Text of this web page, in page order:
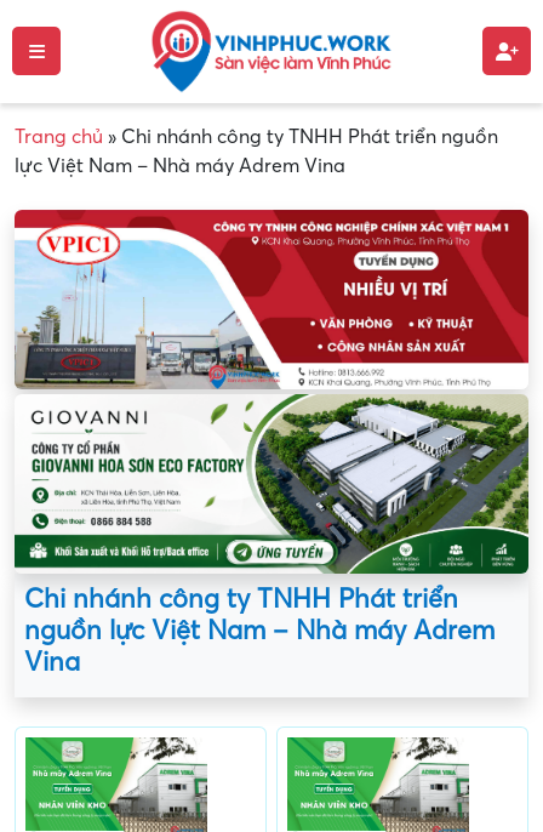
Trang chủ » Chi nhánh công ty TNHH Phát triển nguồn
lực Việt Nam – Nhà máy Adrem Vina
Chi nhánh công ty TNHH Phát triển
nguồn lực Việt Nam – Nhà máy Adrem
Vina